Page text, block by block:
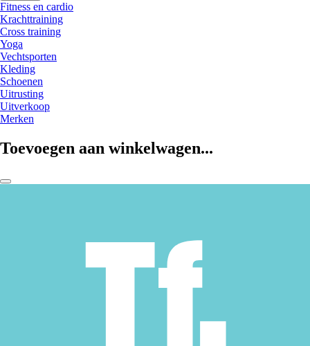
Fitness en cardio
Krachttraining
Cross training
Yoga
Vechtsporten
Kleding
Schoenen
Uitrusting
Uitverkoop
Merken
Toevoegen aan winkelwagen...